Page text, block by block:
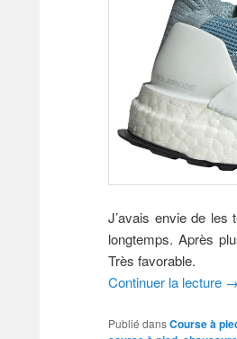
J’avais envie de les
longtemps. Après
Très favorable.
Continuer la lecture →
Publié dansCourse à